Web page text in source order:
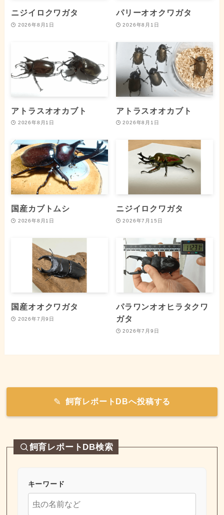
ニジイロクワガタ
2026年8月1日
パリーオオクワガタ
2026年8月1日
アトラスオオカブト
2026年8月1日
アトラスオオカブト
2026年8月1日
国産カブトムシ
2026年8月1日
ニジイロクワガタ
2026年7月15日
国産オオクワガタ
2026年7月9日
パラワンオオヒラタクワ
ガタ
2026年7月9日
飼育レポートDBへ投稿する
飼育レポートDB検索
キーワード